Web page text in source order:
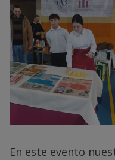
En este evento